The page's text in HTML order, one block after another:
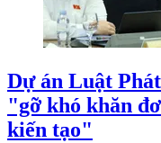
Dự án Luật
"gỡ khó khăn
kiến tạo"